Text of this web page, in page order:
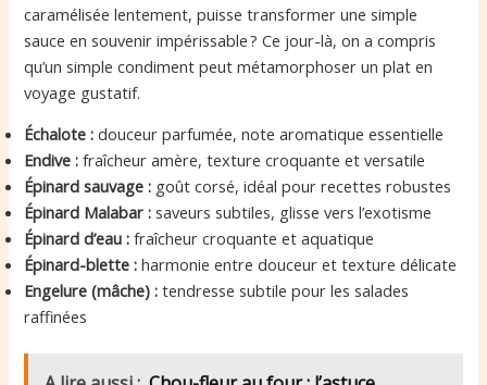
caramélisée lentement, puisse transformer une simple
sauce en souvenir impérissable ? Ce jour-là, on a compris
qu’un simple condiment peut métamorphoser un plat en
voyage gustatif.
Échalote : douceur parfumée, note aromatique essentielle
Endive : fraîcheur amère, texture croquante et versatile
Épinard sauvage : goût corsé, idéal pour recettes robustes
Épinard Malabar : saveurs subtiles, glisse vers l’exotisme
Épinard d’eau : fraîcheur croquante et aquatique
Épinard-blette : harmonie entre douceur et texture délicate
Engelure (mâche) : tendresse subtile pour les salades
raffinées